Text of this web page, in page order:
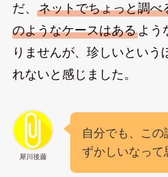
だ、 ネットでちょっと調べ
のようなケースはあるよう
りませんが、珍しいという
れないと感じました。
犀川後藤
自分でも、こ
ずかしいなって